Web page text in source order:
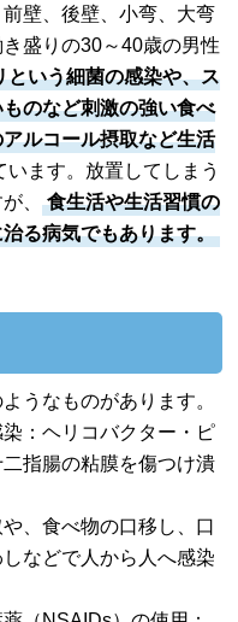
壁、後壁、小弯、大弯
盛りの30～40歳の男性
いう細菌の感染や、ス
のなど刺激の強い食べ
ルコール摂取など生活
います。放置してしまう
が、食生活や生活習慣の
る病気でもあります。
うなものがあります。
：ヘリコバクター・ピ
指腸の粘膜を傷つけ潰
、食べ物の口移し、口
などで人から人へ感染